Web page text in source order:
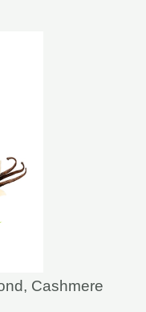
Cashmere